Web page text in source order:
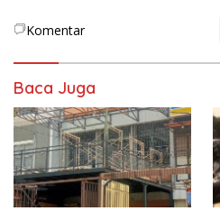
Komentar
Baca Juga